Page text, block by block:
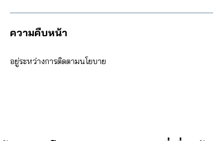
ความคืบหน้า
อยู่ระหว่างการติดตามนโยบาย